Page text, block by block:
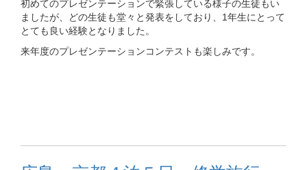
初めてのプレゼンテーションで緊張している様子の生徒もい
ましたが、どの生徒も堂々と発表をしており、1年生にとって
とても良い経験となりました。
来年度のプレゼンテーションコンテストも楽しみです。